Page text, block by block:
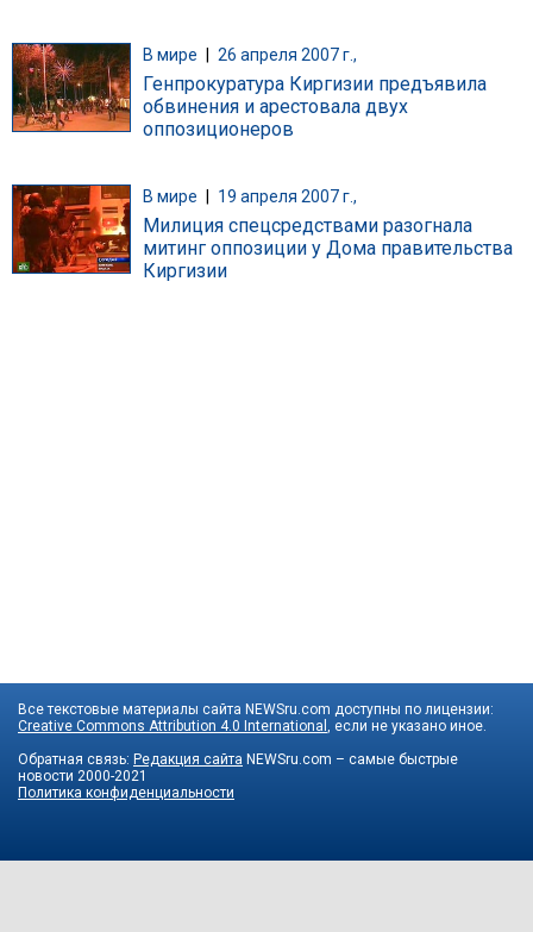
В мире 26 апреля 2007 г.,
Генпрокуратура Киргизии предъявила
обвинения и арестовала двух
оппозиционеров
В мире 19 апреля 2007 г.,
Милиция спецсредствами разогнала
митинг оппозиции у Дома правительства
Киргизии
Все текстовые материалы сайта NEWSru.com доступны по лицензии:
Creative Commons Attribution 4.0 International , если не указано иное.
Обратная связь: Редакция сайта NEWSru.com – самые быстрые
новости 2000-2021
Политика конфиденциальности